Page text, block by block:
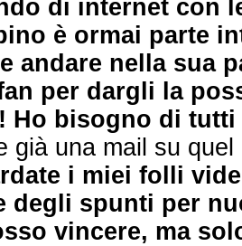
di internet con
è ormai parte
andare nella sua
per dargli la
Ho bisogno di
già una mail su quel
i miei folli
degli spunti per
vincere, ma